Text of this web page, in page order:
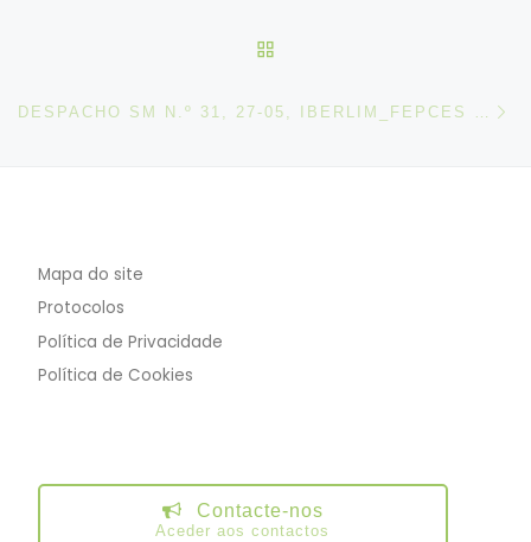
Mapa do site
Protocolos
Política de Privacidade
Política de Cookies
Contacte-nos
Aceder aos contactos